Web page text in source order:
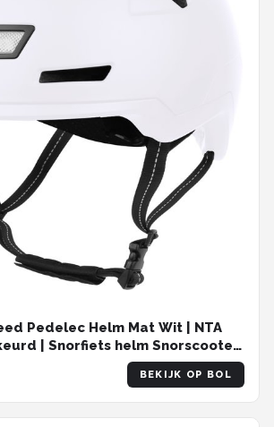
Pedelec Helm Mat Wit | NTA
| Snorfiets helm Snorscooter
Helmplicht Blauw Kenteken - M
BEKIJK OP BOL